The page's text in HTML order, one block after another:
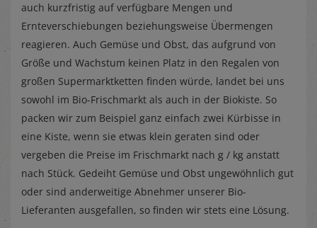
auch kurzfristig auf verfügbare Mengen und
Ernteverschiebungen beziehungsweise Übermengen
reagieren. Auch Gemüse und Obst, das aufgrund von
Größe und Wachstum keinen Platz in den Regalen von
großen Supermarktketten finden würde, landet bei uns
sowohl im Bio-Frischmarkt als auch in der Biokiste. So
packen wir zum Beispiel ganz einfach zwei Kürbisse in
eine Kiste, wenn sie etwas klein geraten sind oder
vergeben die Preise im Frischmarkt nach g / kg anstatt
nach Stück. Gedeiht Gemüse und Obst ungewöhnlich gut
oder sind anderweitige Abnehmer unserer Bio-
Lieferanten ausgefallen, so finden wir stets eine Lösung.